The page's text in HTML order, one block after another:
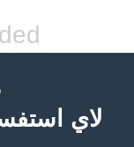
لاي